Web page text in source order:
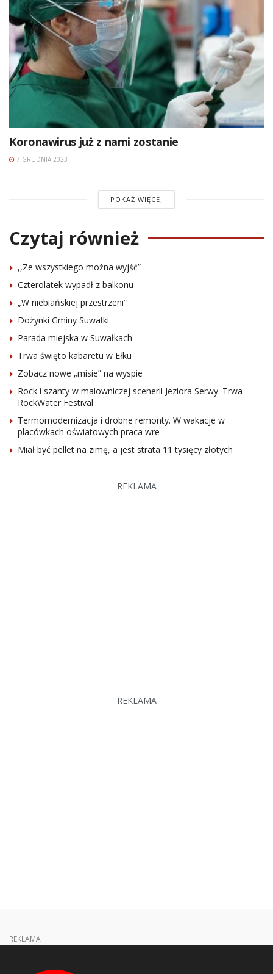
Koronawirus już z nami zostanie
7 GRUDNIA 2023
POKAŻ WIĘCEJ
Czytaj również
,,Ze wszystkiego można wyjść”
Czterolatek wypadł z balkonu
„W niebiańskiej przestrzeni”
Dożynki Gminy Suwałki
Parada miejska w Suwałkach
Trwa święto kabaretu w Ełku
Zobacz nowe „misie” na wyspie
Rock i szanty w malowniczej scenerii Jeziora Serwy. Trwa
RockWater Festival
Termomodernizacja i drobne remonty. W wakacje w
placówkach oświatowych praca wre
Miał być pellet na zimę, a jest strata 11 tysięcy złotych
REKLAMA
REKLAMA
REKLAMA